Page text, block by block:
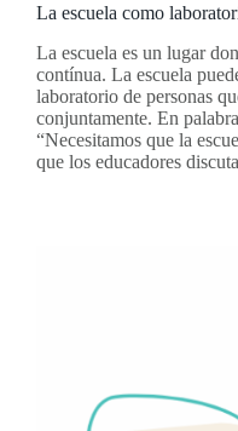
La escuela como
La escuela es un lugar
contínua. La escuela
laboratorio de personas
conjuntamente. En
“Necesitamos que la
que los educadores